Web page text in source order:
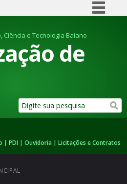
Comunica BR
Participe
Ciência e Tecnologia Baiano
de
|PDI |Ouvidoria |Licitações e Contratos